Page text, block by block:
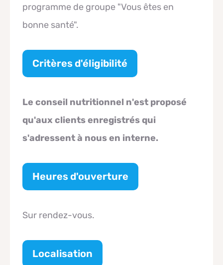
programme de groupe "Vous êtes en
bonne santé".
Critères d'éligibilité
Le conseil nutritionnel n'est proposé
qu'aux clients enregistrés qui
s'adressent à nous en interne.
Heures d'ouverture
Sur rendez-vous.
Localisation